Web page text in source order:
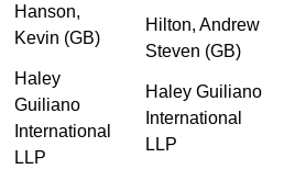
Hanson,
Kevin (GB)
Haley
Guiliano
International
LLP
Hilton, Andrew
Steven (GB)
Haley Guiliano
International
LLP